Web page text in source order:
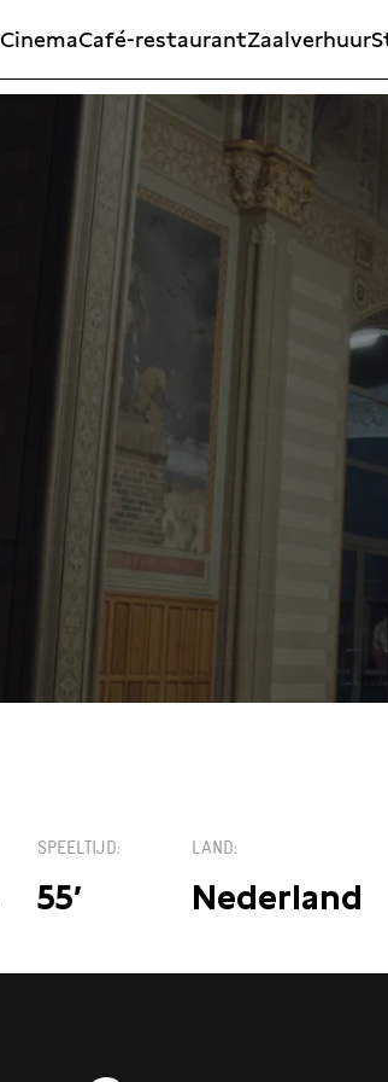
CinemaCafé-restaurantZaalverhuur
KIES EEN DATUM
SPEELTIJD
55′
LAND
Nederland